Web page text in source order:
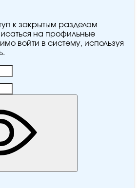
к закрытым разделам
на профильные
войти в систему, используя